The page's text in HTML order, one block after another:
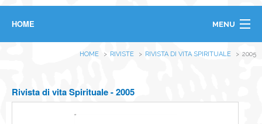
HOME MENU
IMMAGINI
HOME RIVISTE RIVISTA DI VITA SPIRITUALE 2005
Rivista di vita Spirituale - 2005